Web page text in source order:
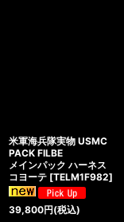
米軍海兵隊実物 USMC
PACK FILBE
メインパック ハーネス
コヨーテ [TELM1F982]
39,800円(税込)